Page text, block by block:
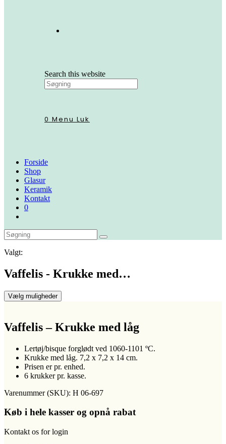
Search this website
0 Menu Luk
Forside
Shop
Glasur
Keramik
Kontakt
0
Valgt:
Vaffelis - Krukke med…
Vælg muligheder
Vaffelis – Krukke med låg
Lertøj/bisque forglødt ved 1060-1101 ºC.
Krukke med låg. 7,2 x 7,2 x 14 cm.
Prisen er pr. enhed.
6 krukker pr. kasse.
Varenummer (SKU): H 06-697
Køb i hele kasser og opnå rabat
Kontakt os for login